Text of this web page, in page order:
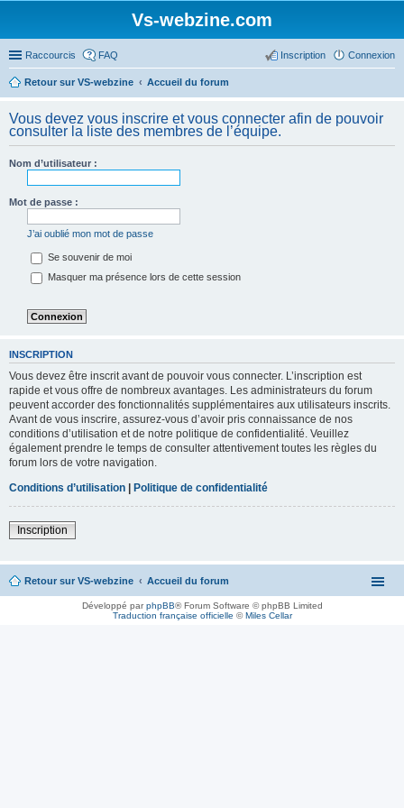
Vs-webzine.com
Raccourcis FAQ Connexion
Inscription
Retour sur VS-webzine Accueil du forum
Vous devez vous inscrire et vous connecter afin de pouvoir
consulter la liste des membres de l’équipe.
Nom d’utilisateur :
Mot de passe :
J’ai oublié mon mot de passe
Se souvenir de moi
Masquer ma présence lors de cette session
INSCRIPTION
Vous devez être inscrit avant de pouvoir vous connecter. L’inscription est
rapide et vous offre de nombreux avantages. Les administrateurs du forum
peuvent accorder des fonctionnalités supplémentaires aux utilisateurs inscrits.
Avant de vous inscrire, assurez-vous d’avoir pris connaissance de nos
conditions d’utilisation et de notre politique de confidentialité. Veuillez
également prendre le temps de consulter attentivement toutes les règles du
forum lors de votre navigation.
Conditions d’utilisation | Politique de confidentialité
Inscription
Retour sur VS-webzine Accueil du forum
Développé parphpBB® Forum Software © phpBB Limited
Traduction française officielle ©Miles Cellar